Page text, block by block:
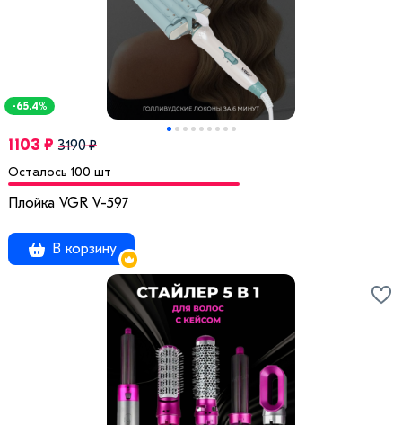
-65.4%
1103 ₽ 3190 ₽
Осталось 100 шт
Плойка VGR V-597
В корзину